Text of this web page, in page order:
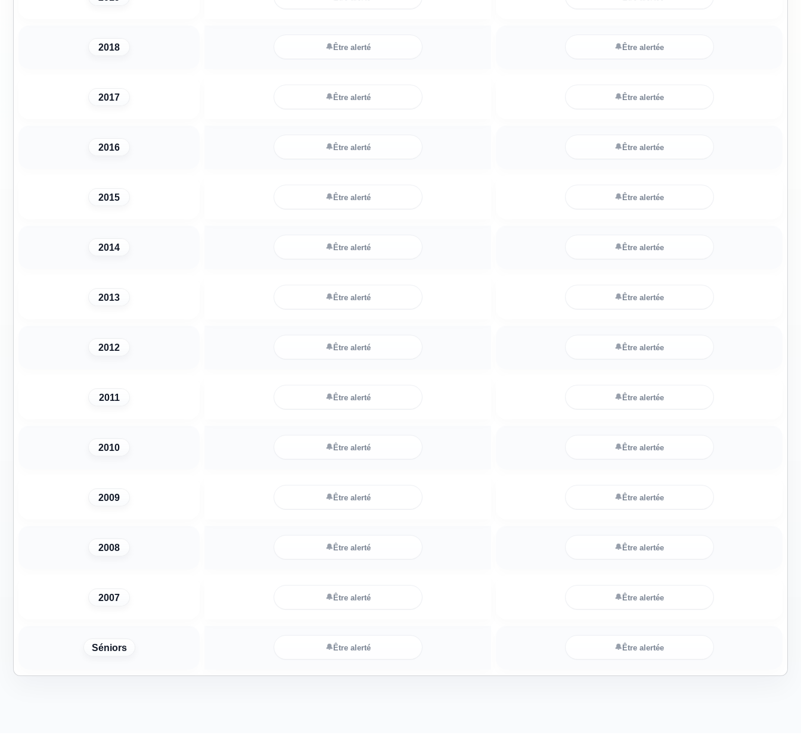
2018 🔔Être alerté 🔔Être alertée
2017 🔔Être alerté 🔔Être alertée
2016 🔔Être alerté 🔔Être alertée
2015 🔔Être alerté 🔔Être alertée
2014 🔔Être alerté 🔔Être alertée
2013 🔔Être alerté 🔔Être alertée
2012 🔔Être alerté 🔔Être alertée
2011 🔔Être alerté 🔔Être alertée
2010 🔔Être alerté 🔔Être alertée
2009 🔔Être alerté 🔔Être alertée
2008 🔔Être alerté 🔔Être alertée
2007 🔔Être alerté 🔔Être alertée
Séniors 🔔Être alerté 🔔Être alertée